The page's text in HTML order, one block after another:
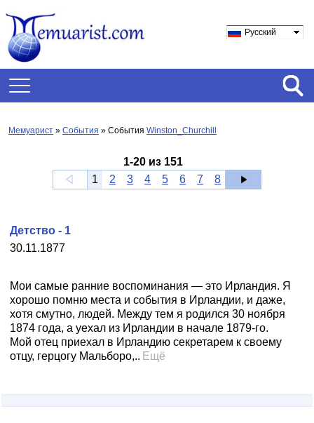
Русский
Мемуарист » События » События Winston_Churchill
1-20 из 151
1
2 3 4 5 6 7 8
30.11.1877
Детство - 1
Мои самые ранние воспоминания — это Ирландия. Я
хорошо помню места и события в Ирландии, и даже,
хотя смутно, людей. Между тем я родился 30 ноября
1874 года, а уехал из Ирландии в начале 1879-го.
Мой отец приехал в Ирландию секретарем к своему
отцу, герцогу Мальборо,.. Ещё